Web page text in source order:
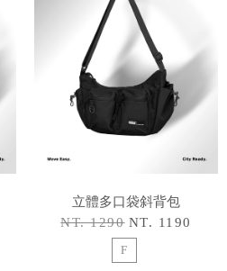
立體多口袋斜背包
NT. 1290 NT. 1190
F